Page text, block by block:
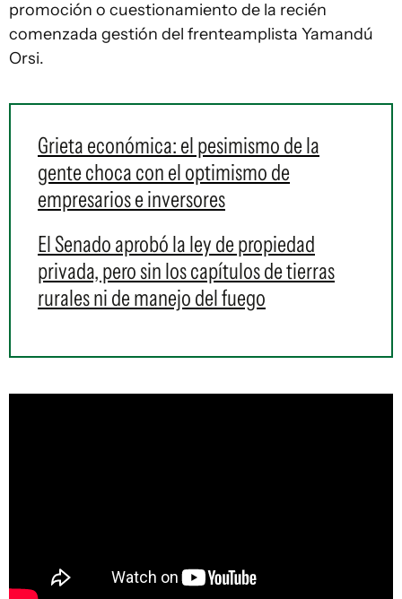
promoción o cuestionamiento de la recién
comenzada gestión del frenteamplista Yamandú
Orsi.
Grieta económica: el pesimismo de la
gente choca con el optimismo de
empresarios e inversores
El Senado aprobó la ley de propiedad
privada, pero sin los capítulos de tierras
rurales ni de manejo del fuego